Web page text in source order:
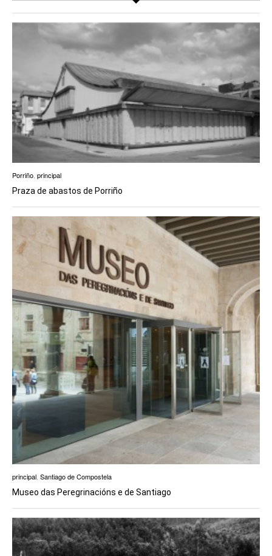
Porriño principal
Praza de abastos de Porriño
principal Santiago de Compostela
Museo das Peregrinacións e de Santiago